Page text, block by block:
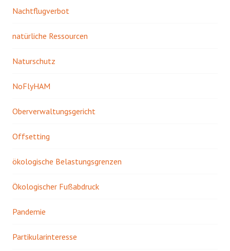
Nachtflugverbot
natürliche Ressourcen
Naturschutz
NoFlyHAM
Oberverwaltungsgericht
Offsetting
ökologische Belastungsgrenzen
Ökologischer Fußabdruck
Pandemie
Partikularinteresse